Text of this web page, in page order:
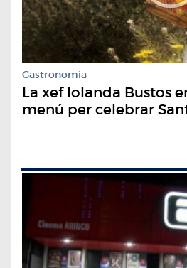
Gastronomia
La xef Iolanda Bustos
menú per celebrar